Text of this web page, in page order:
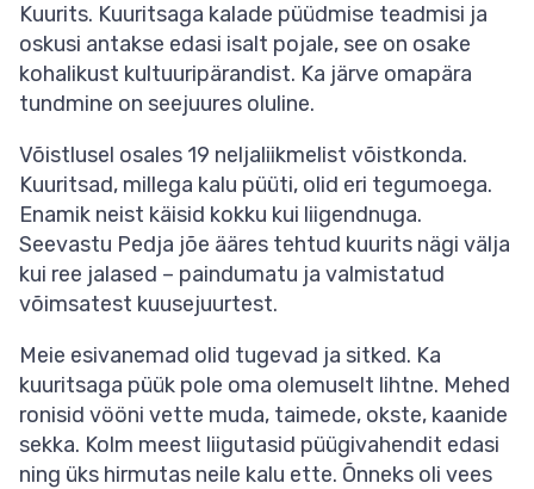
Kuurits. Kuuritsaga kalade püüdmise teadmisi ja
oskusi antakse edasi isalt pojale, see on osake
kohalikust kultuuripärandist. Ka järve omapära
tundmine on seejuures oluline.
Võistlusel osales 19 neljaliikmelist võistkonda.
Kuuritsad, millega kalu püüti, olid eri tegumoega.
Enamik neist käisid kokku kui liigendnuga.
Seevastu Pedja jõe ääres tehtud kuurits nägi välja
kui ree jalased – paindumatu ja valmistatud
võimsatest kuusejuurtest.
Meie esivanemad olid tugevad ja sitked. Ka
kuuritsaga püük pole oma olemuselt lihtne. Mehed
ronisid vööni vette muda, taimede, okste, kaanide
sekka. Kolm meest liigutasid püügivahendit edasi
ning üks hirmutas neile kalu ette. Õnneks oli vees